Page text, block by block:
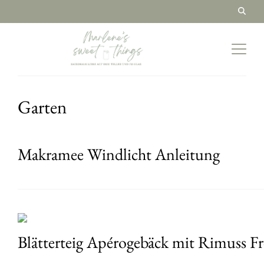
Garten
Makramee Windlicht Anleitung
Blätterteig Apérogebäck mit Rimuss